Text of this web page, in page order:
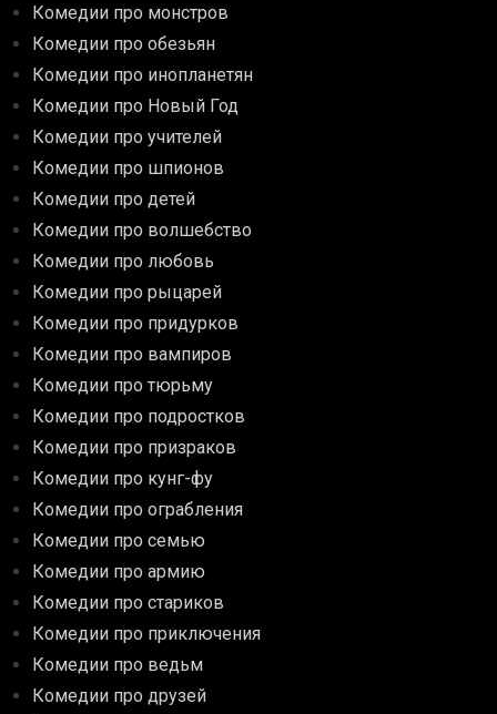
Комедии про монстров
Комедии про обезьян
Комедии про инопланетян
Комедии про Новый Год
Комедии про учителей
Комедии про шпионов
Комедии про детей
Комедии про волшебство
Комедии про любовь
Комедии про рыцарей
Комедии про придурков
Комедии про вампиров
Комедии про тюрьму
Комедии про подростков
Комедии про призраков
Комедии про кунг-фу
Комедии про ограбления
Комедии про семью
Комедии про армию
Комедии про стариков
Комедии про приключения
Комедии про ведьм
Комедии про друзей